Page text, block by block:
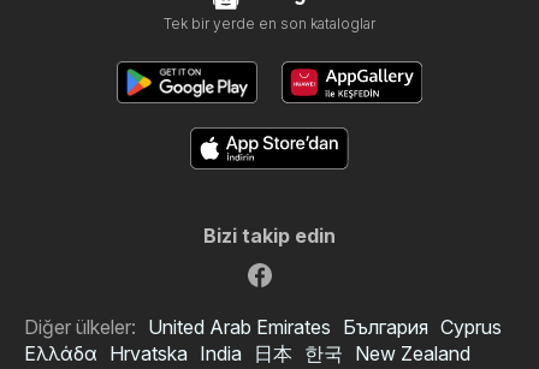
Tek bir yerde en son kataloglar
Bizi takip edin
Diğer ülkeler: United Arab Emirates България Cyprus
Ελλάδα Hrvatska India 日本 한국 New Zealand